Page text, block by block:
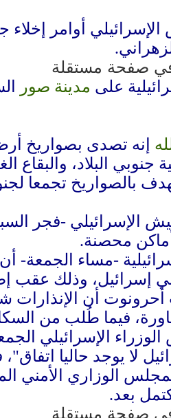
على مدينة صور
إنه تصدى بصواريخ
جنوبي البلاد، والبقاع
بالصواريخ تجمعا
الإسرائيلي -فجر
أماكن محصنة.
-مساء الجمعة-
إسرائيل، وذلك عقب
أن
فيما طُلب من
الإسرائيلي
لا يوجد حاليا
الوزاري الأمني
بعد.